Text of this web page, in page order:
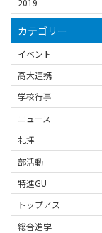
2019
カテゴリー
イベント
高大連携
学校行事
ニュース
礼拝
部活動
特進GU
トップアス
総合進学